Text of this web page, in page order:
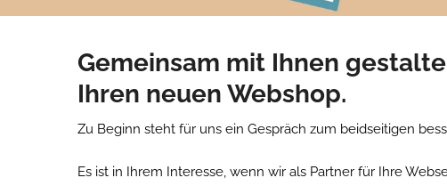
Gemeinsam mit Ihnen
Ihren neuen Webshop.
Zu Beginn steht für uns ein Gespräch zum beidseitigen
Es ist in Ihrem Interesse, wenn wir als Partner für Ihre